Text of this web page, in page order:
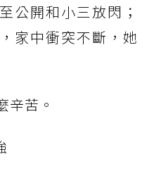
公開和小三放閃；
家中衝突不斷，她
辛苦。